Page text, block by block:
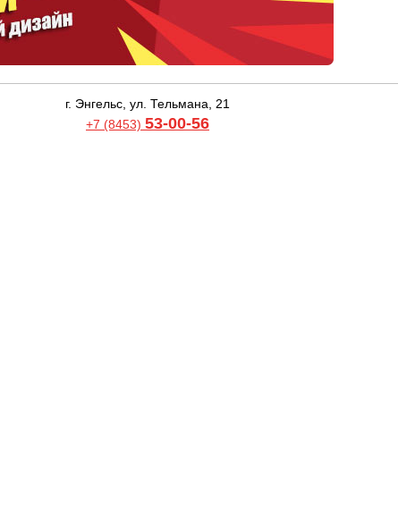
г. Энгельс, ул. Тельмана, 21
+7 (8453) 53-00-56